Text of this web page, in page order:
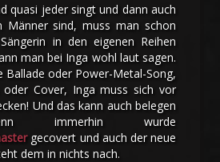
quasi jeder singt und dann auch
Männer sind, muss man schon
in den eigenen Reihen
man bei Inga wohl laut sagen.
Ballade oder Power-Metal-Song,
oder Cover, Inga muss sich vor
Und das kann auch belegen
immerhin wurde
gecovert und auch der neue
dem in nichts nach.